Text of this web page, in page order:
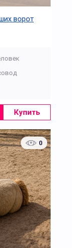
ворот
Купить
0